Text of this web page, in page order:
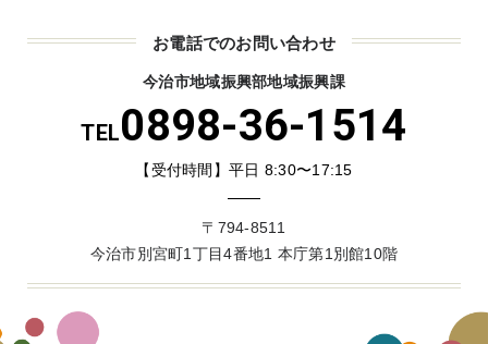
お電話でのお問い合わせ
今治市地域振興部地域振興課
TEL0898-36-1514
【受付時間】平日 8:30〜17:15
〒794-8511
今治市別宮町1丁目4番地1 本庁第1別館10階